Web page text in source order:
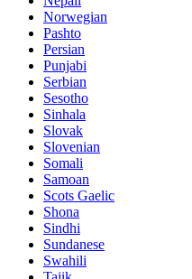
Norwegian
Pashto
Persian
Punjabi
Serbian
Sesotho
Sinhala
Slovak
Slovenian
Somali
Samoan
Scots Gaelic
Shona
Sindhi
Sundanese
Swahili